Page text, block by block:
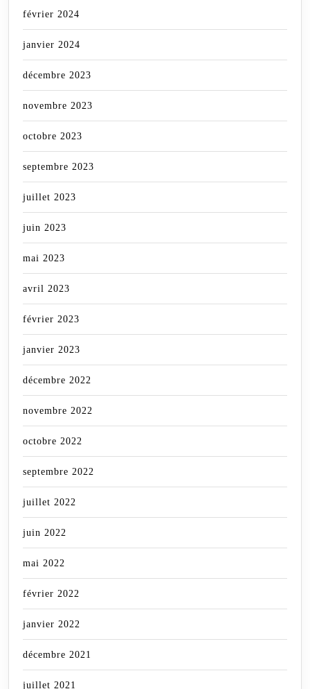
février 2024
janvier 2024
décembre 2023
novembre 2023
octobre 2023
septembre 2023
juillet 2023
juin 2023
mai 2023
avril 2023
février 2023
janvier 2023
décembre 2022
novembre 2022
octobre 2022
septembre 2022
juillet 2022
juin 2022
mai 2022
février 2022
janvier 2022
décembre 2021
juillet 2021